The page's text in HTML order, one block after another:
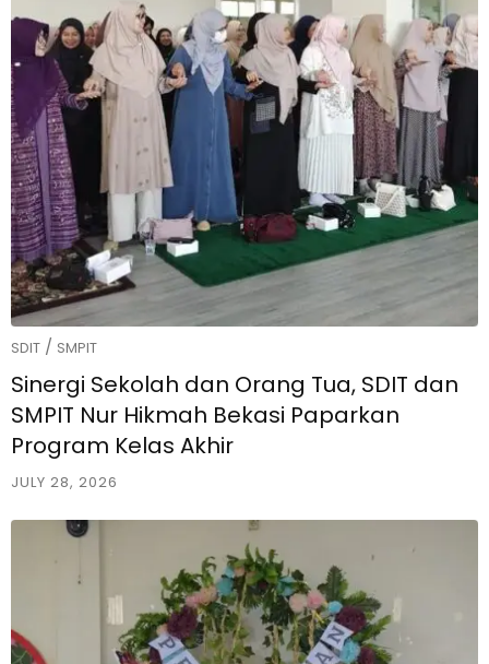
SDIT / SMPIT
Sinergi Sekolah dan Orang Tua, SDIT dan
SMPIT Nur Hikmah Bekasi Paparkan
Program Kelas Akhir
JULY 28, 2026